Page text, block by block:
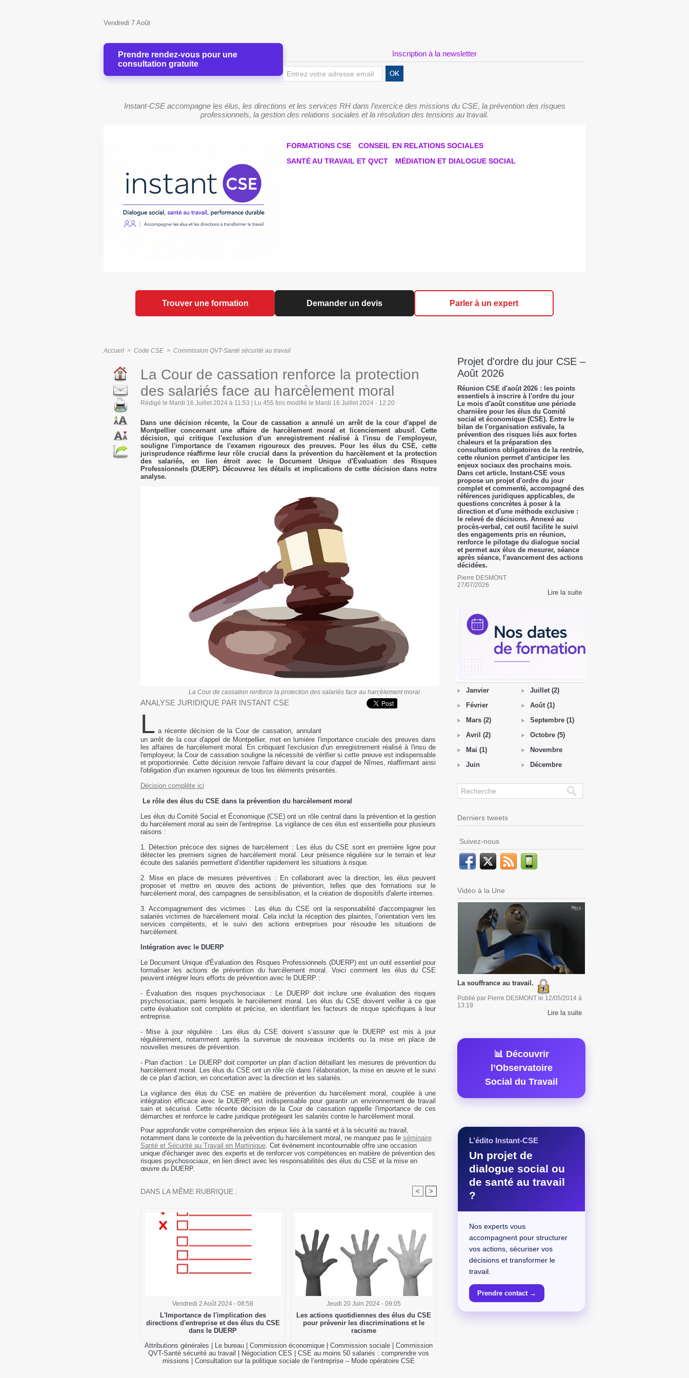
Vendredi 7 Août
Prendre rendez-vous pour une
consultation gratuite
Inscription à la newsletter
Instant-CSE accompagne les élus, les directions et les services RH dans l’exercice des missions du CSE, la prévention des risques
professionnels, la gestion des relations sociales et la résolution des tensions au travail.
FORMATIONS CSE
CONSEIL EN RELATIONS SOCIALES
SANTÉ AU TRAVAIL ET QVCT
MÉDIATION ET DIALOGUE SOCIAL
Trouver une formation Demander un devis Parler à un expert
Accueil > Code CSE > Commission QVT-Santé sécurité au travail
La Cour de cassation renforce la protection
des salariés face au harcèlement moral
Rédigé le Mardi 16 Juillet 2024 à 11:53 | Lu 455 fois modifié le Mardi 16 Juillet 2024 - 12:20
Dans une décision récente, la Cour de cassation a annulé un arrêt de la cour d'appel de
Montpellier concernant une affaire de harcèlement moral et licenciement abusif. Cette
décision, qui critique l'exclusion d'un enregistrement réalisé à l'insu de l'employeur,
souligne l'importance de l'examen rigoureux des preuves. Pour les élus du CSE, cette
jurisprudence réaffirme leur rôle crucial dans la prévention du harcèlement et la protection
des salariés, en lien étroit avec le Document Unique d'Évaluation des Risques
Professionnels (DUERP). Découvrez les détails et implications de cette décision dans notre
analyse.
La Cour de cassation renforce la protection des salariés face au harcèlement moral
ANALYSE JURIDIQUE PAR INSTANT CSE
L a récente décision de la Cour de cassation, annulant
un arrêt de la cour d'appel de Montpellier, met en lumière l'importance cruciale des preuves dans
les affaires de harcèlement moral. En critiquant l'exclusion d'un enregistrement réalisé à l'insu de
l'employeur, la Cour de cassation souligne la nécessité de vérifier si cette preuve est indispensable
et proportionnée. Cette décision renvoie l'affaire devant la cour d'appel de Nîmes, réaffirmant ainsi
l'obligation d'un examen rigoureux de tous les éléments présentés.
Décision complète ici
Le rôle des élus du CSE dans la prévention du harcèlement moral
Les élus du Comité Social et Économique (CSE) ont un rôle central dans la prévention et la gestion
du harcèlement moral au sein de l'entreprise. La vigilance de ces élus est essentielle pour plusieurs
raisons :
1. Détection précoce des signes de harcèlement : Les élus du CSE sont en première ligne pour
détecter les premiers signes de harcèlement moral. Leur présence régulière sur le terrain et leur
écoute des salariés permettent d’identifier rapidement les situations à risque.
2. Mise en place de mesures préventives : En collaborant avec la direction, les élus peuvent
proposer et mettre en œuvre des actions de prévention, telles que des formations sur le
harcèlement moral, des campagnes de sensibilisation, et la création de dispositifs d'alerte internes.
3. Accompagnement des victimes : Les élus du CSE ont la responsabilité d'accompagner les
salariés victimes de harcèlement moral. Cela inclut la réception des plaintes, l’orientation vers les
services compétents, et le suivi des actions entreprises pour résoudre les situations de
harcèlement.
Intégration avec le DUERP
Le Document Unique d'Évaluation des Risques Professionnels (DUERP) est un outil essentiel pour
formaliser les actions de prévention du harcèlement moral. Voici comment les élus du CSE
peuvent intégrer leurs efforts de prévention avec le DUERP :
- Évaluation des risques psychosociaux : Le DUERP doit inclure une évaluation des risques
psychosociaux, parmi lesquels le harcèlement moral. Les élus du CSE doivent veiller à ce que
cette évaluation soit complète et précise, en identifiant les facteurs de risque spécifiques à leur
entreprise.
- Mise à jour régulière : Les élus du CSE doivent s’assurer que le DUERP est mis à jour
régulièrement, notamment après la survenue de nouveaux incidents ou la mise en place de
nouvelles mesures de prévention.
- Plan d'action : Le DUERP doit comporter un plan d’action détaillant les mesures de prévention du
harcèlement moral. Les élus du CSE ont un rôle clé dans l’élaboration, la mise en œuvre et le suivi
de ce plan d’action, en concertation avec la direction et les salariés.
La vigilance des élus du CSE en matière de prévention du harcèlement moral, couplée à une
intégration efficace avec le DUERP, est indispensable pour garantir un environnement de travail
sain et sécurisé. Cette récente décision de la Cour de cassation rappelle l'importance de ces
démarches et renforce le cadre juridique protégeant les salariés contre le harcèlement moral.
Pour approfondir votre compréhension des enjeux liés à la santé et à la sécurité au travail,
notamment dans le contexte de la prévention du harcèlement moral, ne manquez pas le séminaire
Santé et Sécurité au Travail en Martinique. Cet événement incontournable offre une occasion
unique d'échanger avec des experts et de renforcer vos compétences en matière de prévention des
risques psychosociaux, en lien direct avec les responsabilités des élus du CSE et la mise en
œuvre du DUERP.
DANS LA MÊME RUBRIQUE : < >
Vendredi 2 Août 2024 - 08:58
L'Importance de l'implication des
directions d'entreprise et des élus du CSE
dans le DUERP
Jeudi 20 Juin 2024 - 09:05
Les actions quotidiennes des élus du CSE
pour prévenir les discriminations et le
racisme
Attributions générales
Le bureau Commission économique Commission sociale
Commission
QVT-Santé sécurité au travail
Négociation CES
CSE au moins 50 salariés : comprendre vos
missions
Consultation sur la politique sociale de l’entreprise – Mode opératoire CSE
Projet d'ordre du jour CSE –
Août 2026
Réunion CSE d'août 2026 : les points
essentiels à inscrire à l'ordre du jour
Le mois d'août constitue une période
charnière pour les élus du Comité
social et économique (CSE). Entre le
bilan de l'organisation estivale, la
prévention des risques liés aux fortes
chaleurs et la préparation des
consultations obligatoires de la rentrée,
cette réunion permet d'anticiper les
enjeux sociaux des prochains mois.
Dans cet article, Instant-CSE vous
propose un projet d'ordre du jour
complet et commenté, accompagné des
références juridiques applicables, de
questions concrètes à poser à la
direction et d'une méthode exclusive :
le relevé de décisions. Annexé au
procès-verbal, cet outil facilite le suivi
des engagements pris en réunion,
renforce le pilotage du dialogue social
et permet aux élus de mesurer, séance
après séance, l'avancement des actions
décidées.
Pierre DESMONT
27/07/2026
Lire la suite
Janvier
Février
Mars (2)
Avril (2)
Mai (1)
Juin
Juillet (2)
Août (1)
Septembre (1)
Octobre (5)
Novembre
Décembre
Derniers tweets
Suivez-nous
Vidéo à la Une
La souffrance au travail.
Publié par Pierre DESMONT le 12/05/2014 à
13:19
Lire la suite
📊 Découvrir
l’Observatoire
Social du Travail
L’édito Instant-CSE
Un projet de
dialogue social ou
de santé au travail
?
Nos experts vous
accompagnent pour structurer
vos actions, sécuriser vos
décisions et transformer le
travail.
Prendre contact →